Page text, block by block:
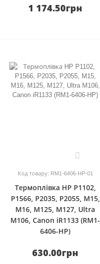
1 174.50грн
Код товару: RM1-6406-HP-01
Термоплівка HP P1102,
P1566, P2035, P2055, M15,
M16, M125, M127, Ultra
M106, Canon iR1133 (RM1-
6406-HP)
630.00грн